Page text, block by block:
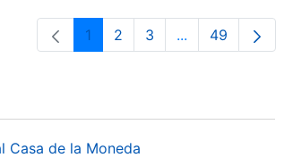
Página
1 Página
2 Página
3 ...PáginasPágina
49
Casa de la Moneda